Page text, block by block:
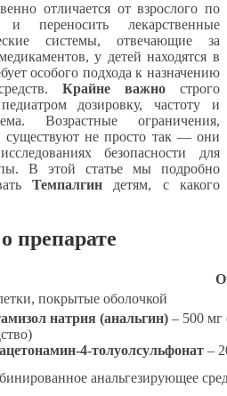
отличается от взрослого по
и переносить лекарственные
системы, отвечающие за
у детей находятся в
особого подхода к назначению
Крайне важно строго
дозировку, частоту и
Возрастные ограничения,
существуют не просто так — они
безопасности для
В этой статье мы подробно
Темпалгин детям, с какого
препарате
покрытые оболочкой
натрия (анальгин) – 500
4-толуолсульфонат –
анальгезирующее